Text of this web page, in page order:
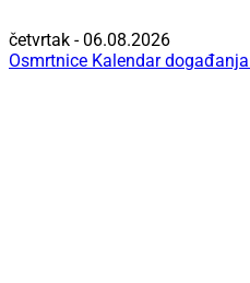
četvrtak - 06.08.2026
Osmrtnice Kalendar događanja